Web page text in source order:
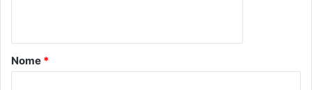
o
Nome *